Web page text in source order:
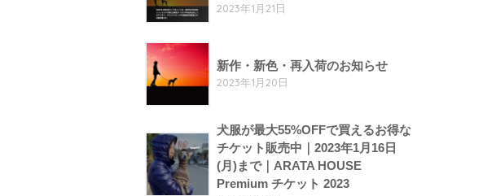
2023年1月21日
新作・新色・再入荷のお知らせ
2023年1月20日
犬服が最大55%OFFで買えるお得な
チケット販売中｜2023年1月16日
(月)まで｜ARATA HOUSE
Premium チケット 2023